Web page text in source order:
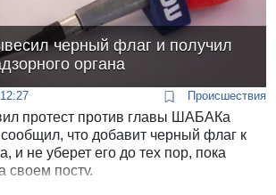
черный флаг и получил
органа
Происшествия
протест против главы ШАБАКа
что добавит черный флаг к
и не уберет его до тех пор, пока
своем посту.